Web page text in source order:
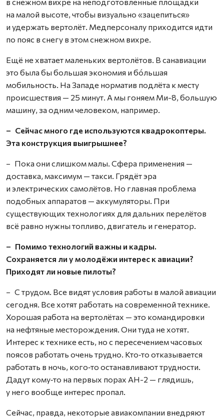
на малой высоте, чтобы визуально «зацепиться»
и удержать вертолёт. Медперсоналу приходится идти
по пояс в снегу в этом снежном вихре.
Ещё не хватает маленьких вертолётов. В санавиации
это была бы большая экономия и бóльшая
мобильность. На Западе норматив подлёта к месту
происшествия — 25 минут. А мы гоняем Ми-8, большую
машину, за одним человеком, например.
– Сейчас много где используются квадрокоптеры.
Эта конструкция выигрышнее?
– Пока они слишком малы. Сфера применения —
доставка, максимум — такси. Грядёт эра
и электрических самолётов. Но главная проблема
подобных аппаратов — аккумуляторы. При
существующих технологиях для дальних перелётов
всё равно нужны топливо, двигатель и генератор.
– Помимо технологий важны и кадры.
Сохраняется ли у молодёжи интерес к авиации?
Приходят ли новые пилоты?
– С трудом. Все видят условия работы в малой авиации
сегодня. Все хотят работать на современной технике.
Хорошая работа на вертолётах — это командировки
на нефтяные месторождения. Они туда не хотят.
Интерес к технике есть, но с пересечением часовых
поясов работать очень трудно. Кто‑то отказывается
работать в ночь, кого‑то останавливают трудности.
Дадут кому‑то на первых порах АН-2 — глядишь,
у него вообще интерес пропал.
Сейчас, правда, некоторые авиакомпании внедряют